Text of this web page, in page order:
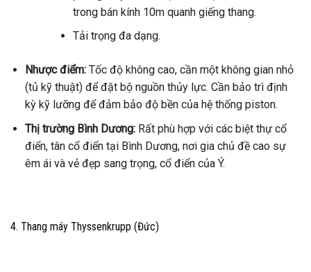
trong bán kính 10m quanh giếng thang.
Tải trọng đa dạng.
Nhược điểm:Tốc độ không cao, cần một không gian nhỏ
(tủ kỹ thuật) để đặt bộ nguồn thủy lực. Cần bảo trì định
kỳ kỹ lưỡng để đảm bảo độ bền của hệ thống piston.
Thị trường Bình Dương:Rất phù hợp với các biệt thự cổ
điển, tân cổ điển tại Bình Dương, nơi gia chủ đề cao sự
êm ái và vẻ đẹp sang trọng, cổ điển của Ý.
4. Thang máy Thyssenkrupp (Đức)